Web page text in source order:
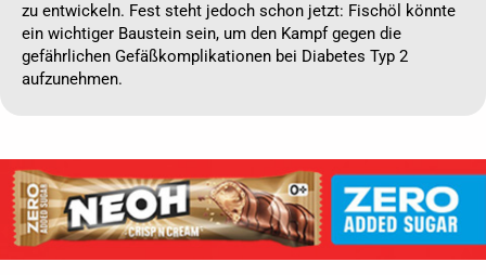
zu entwickeln. Fest steht jedoch schon jetzt: Fischöl könnte
ein wichtiger Baustein sein, um den Kampf gegen die
gefährlichen Gefäßkomplikationen bei Diabetes Typ 2
aufzunehmen.